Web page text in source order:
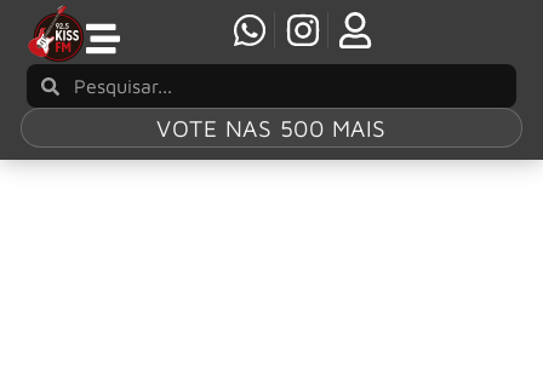
VOTE NAS 500 MAIS